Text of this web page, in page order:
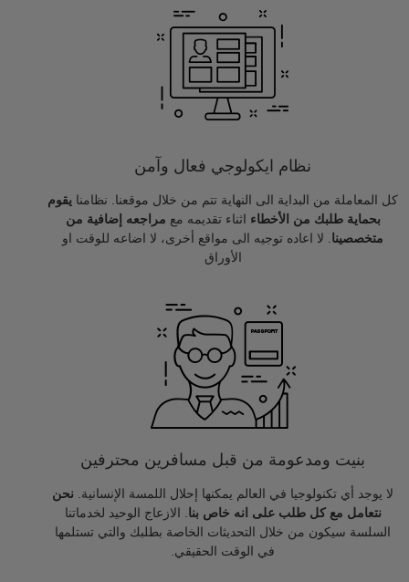
نظام ايكولوجي فعال وآمن
كل المعاملة من البداية الى النهاية تتم من خلال موقعنا. نظامنا يقوم
بحماية طلبك من الأخطاء اثناء تقديمه مع مراجعه إضافية من
متخصصينا . لا اعاده توجيه الى مواقع أخرى، لا اضاعه للوقت او
الأوراق
بنيت ومدعومة من قبل مسافرين محترفين
لا يوجد أي تكنولوجيا في العالم يمكنها إحلال اللمسة الإنسانية. نحن
نتعامل مع كل طلب على انه خاص بنا . الازعاج الوحيد لخدماتنا
السلسة سيكون من خلال التحديثات الخاصة بطلبك والتي تستلمها
في الوقت الحقيقي.